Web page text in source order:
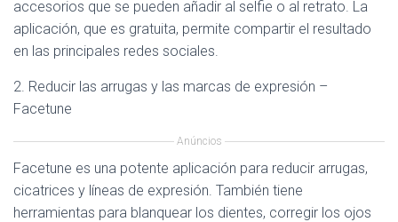
accesorios que se pueden añadir al selfie o al retrato. La
aplicación, que es gratuita, permite compartir el resultado
en las principales redes sociales.
2. Reducir las arrugas y las marcas de expresión –
Facetune
Anúncios
Facetune es una potente aplicación para reducir arrugas,
cicatrices y líneas de expresión. También tiene
herramientas para blanquear los dientes, corregir los ojos